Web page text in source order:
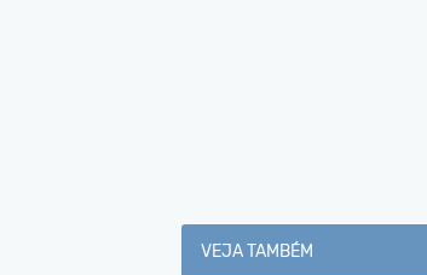
VEJA TAMBÉM